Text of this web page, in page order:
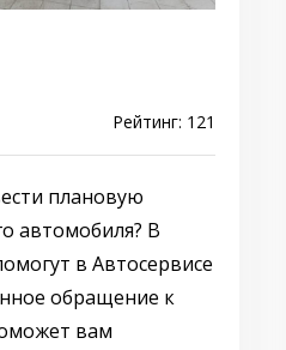
Рейтинг: 121
плановую
автомобиля? В
в Автосервисе
обращение к
вам